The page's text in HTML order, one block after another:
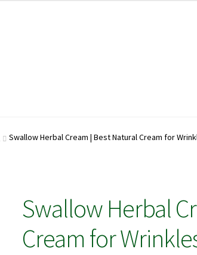
Swallow Herbal Cream | Best Natural Cream for
Swallow Herbal
Cream for